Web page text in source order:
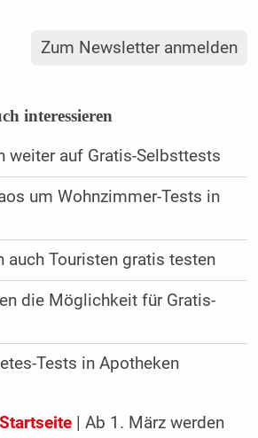
Zum Newsletter anmelden
interessieren
weiter auf Gratis-Selbsttests
um Wohnzimmer-Tests in
auch Touristen gratis testen
die Möglichkeit für Gratis-
Tests in Apotheken
| Ab 1. März werden